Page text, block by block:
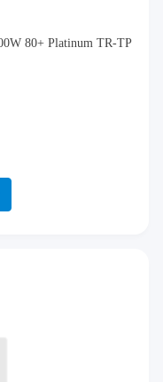
80+ Platinum TR-TP